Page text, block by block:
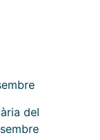
del